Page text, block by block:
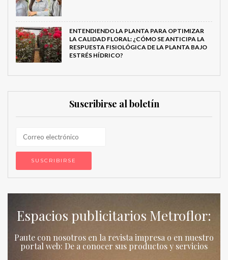
ENTENDIENDO LA PLANTA PARA OPTIMIZAR
LA CALIDAD FLORAL: ¿CÓMO SE ANTICIPA LA
RESPUESTA FISIOLÓGICA DE LA PLANTA BAJO
ESTRÉS HÍDRICO?
Suscribirse al boletín
Espacios publicitarios Metroflor:
Paute con nosotros en la revista impresa o en nuestro
portal web: De a conocer sus productos y servicios